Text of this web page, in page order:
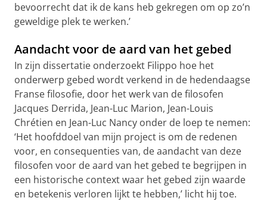
bevoorrecht dat ik de kans heb gekregen om op zo’n
geweldige plek te werken.’
Aandacht voor de aard van het gebed
In zijn dissertatie onderzoekt Filippo hoe het
onderwerp gebed wordt verkend in de hedendaagse
Franse filosofie, door het werk van de filosofen
Jacques Derrida, Jean-Luc Marion, Jean-Louis
Chrétien en Jean-Luc Nancy onder de loep te nemen:
‘Het hoofddoel van mijn project is om de redenen
voor, en consequenties van, de aandacht van deze
filosofen voor de aard van het gebed te begrijpen in
een historische context waar het gebed zijn waarde
en betekenis verloren lijkt te hebben,’ licht hij toe.